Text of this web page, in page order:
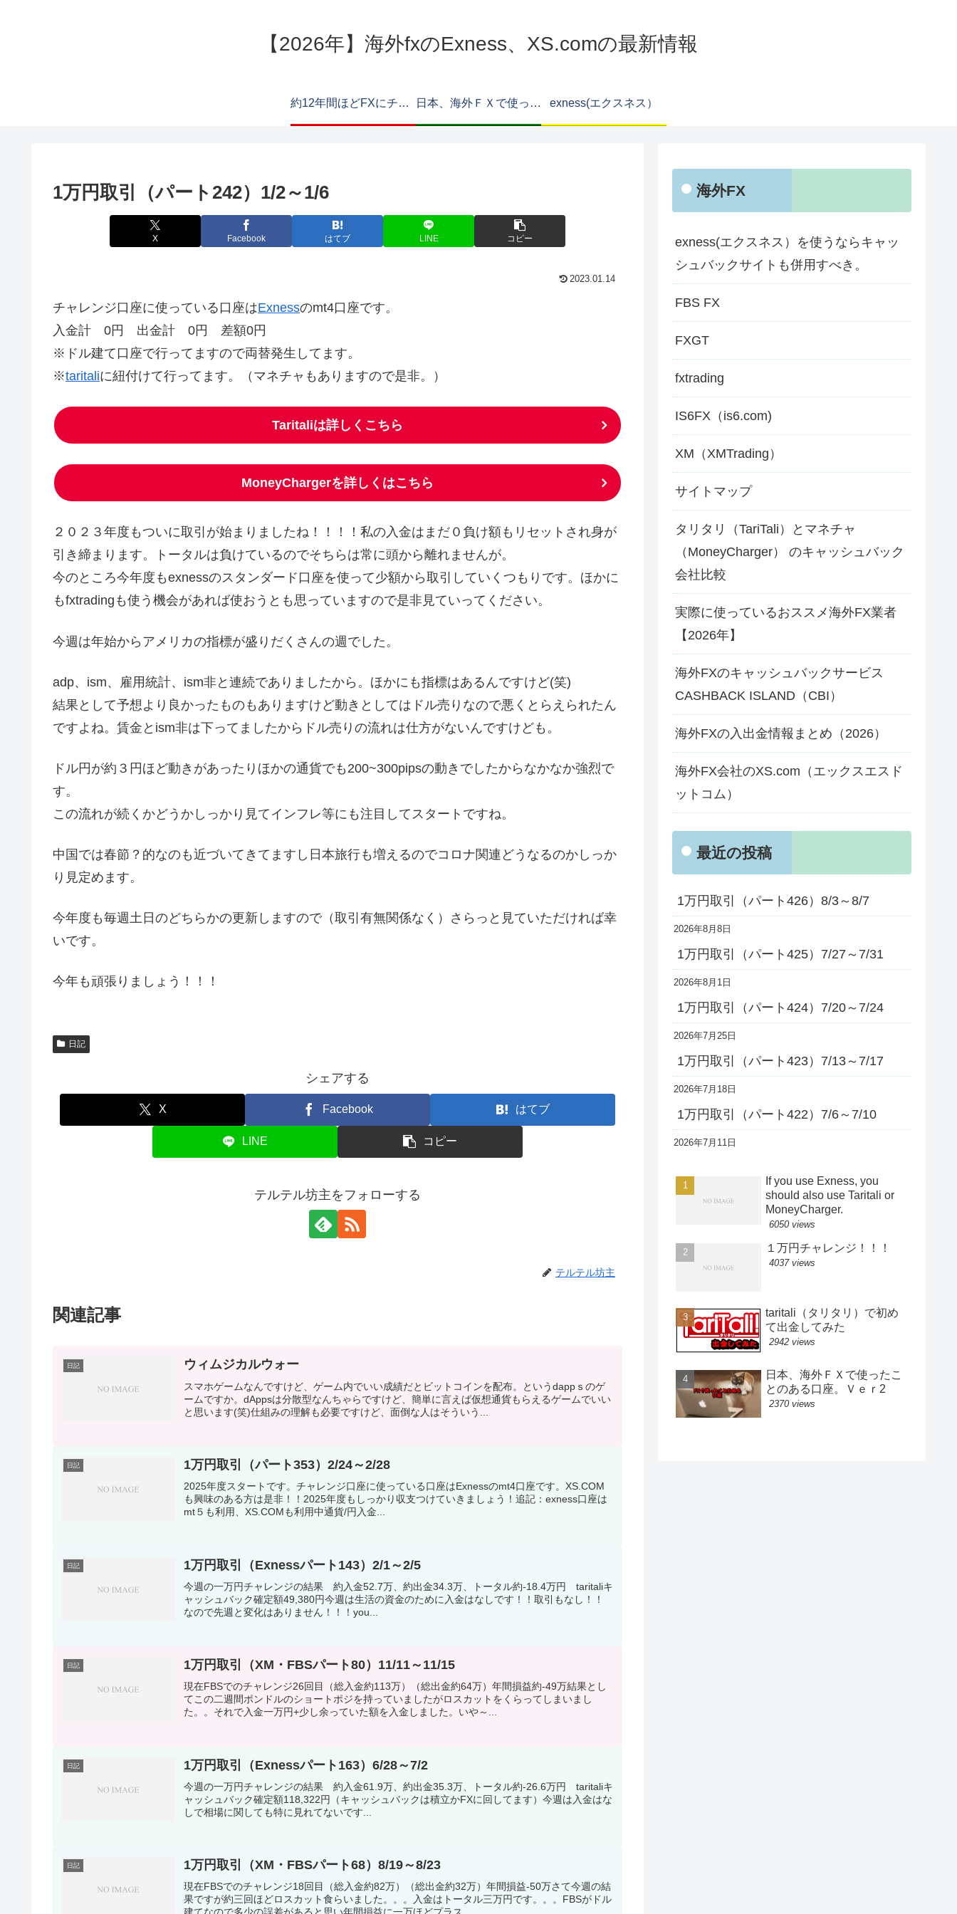
【2026年】海外fxのExness、XS.comの最新情報
約12年間ほどFXにチャレンジしてみたフリーター男はどうなった？ 日本、海外ＦＸで使ったことのある口座。Ｖｅｒ2 exness(エクスネス）
1万円取引（パート242）1/2～1/6
X Facebook はてブ LINE コピー
2023.01.14
チャレンジ口座に使っている口座はExnessのmt4口座です。
入金計 0円 出金計 0円 差額0円
※ドル建て口座で行ってますので両替発生してます。
※taritaliに紐付けて行ってます。（マネチャもありますので是非。）
Taritaliは詳しくこちら
MoneyChargerを詳しくはこちら
２０２３年度もついに取引が始まりましたね！！！！私の入金はまだ０負け額もリセットされ身が
引き締まります。トータルは負けているのでそちらは常に頭から離れませんが。
今のところ今年度もexnessのスタンダード口座を使って少額から取引していくつもりです。ほかに
もfxtradingも使う機会があれば使おうとも思っていますので是非見ていってください。
今週は年始からアメリカの指標が盛りだくさんの週でした。
adp、ism、雇用統計、ism非と連続でありましたから。ほかにも指標はあるんですけど(笑)
結果として予想より良かったものもありますけど動きとしてはドル売りなので悪くとらえられたん
ですよね。賃金とism非は下ってましたからドル売りの流れは仕方がないんですけども。
ドル円が約３円ほど動きがあったりほかの通貨でも200~300pipsの動きでしたからなかなか強烈で
す。
この流れが続くかどうかしっかり見てインフレ等にも注目してスタートですね。
中国では春節？的なのも近づいてきてますし日本旅行も増えるのでコロナ関連どうなるのかしっか
り見定めます。
今年度も毎週土日のどちらかの更新しますので（取引有無関係なく）さらっと見ていただければ幸
いです。
今年も頑張りましょう！！！
日記
シェアする
X Facebook はてブ
LINE コピー
テルテル坊主をフォローする
テルテル坊主
関連記事
日記 ウィムジカルウォー
スマホゲームなんですけど、ゲーム内でいい成績だとビットコインを配布。というdappｓのゲ
ームですか。dAppsは分散型なんちゃらですけど、簡単に言えば仮想通貨もらえるゲームでいい
と思います(笑)仕組みの理解も必要ですけど、面倒な人はそういう...
日記 1万円取引（パート353）2/24～2/28
2025年度スタートです。チャレンジ口座に使っている口座はExnessのmt4口座です。XS.COM
も興味のある方は是非！！2025年度もしっかり収支つけていきましょう！追記：exness口座は
mt５も利用、XS.COMも利用中通貨/円入金...
日記 1万円取引（Exnessパート143）2/1～2/5
今週の一万円チャレンジの結果 約入金52.7万、約出金34.3万、トータル約-18.4万円 taritaliキ
ャッシュバック確定額49,380円今週は生活の資金のために入金はなしです！！取引もなし！！
なので先週と変化はありません！！！you...
日記 1万円取引（XM・FBSパート80）11/11～11/15
現在FBSでのチャレンジ26回目（総入金約113万）（総出金約64万）年間損益約-49万結果とし
てこの二週間ポンドルのショートポジを持っていましたがロスカットをくらってしまいまし
た。。それで入金一万円+少し余っていた額を入金しました。いや～...
日記 1万円取引（Exnessパート163）6/28～7/2
今週の一万円チャレンジの結果 約入金61.9万、約出金35.3万、トータル約-26.6万円 taritaliキ
ャッシュバック確定額118,322円（キャッシュバックは積立かFXに回してます）今週は入金はな
しで相場に関しても特に見れてないです...
日記 1万円取引（XM・FBSパート68）8/19～8/23
現在FBSでのチャレンジ18回目（総入金約82万）（総出金約32万）年間損益-50万さて今週の結
果ですが約三回ほどロスカット食らいました。。。入金はトータル三万円です。。。FBSがドル
海外FX
exness(エクスネス）を使うならキャッ
シュバックサイトも併用すべき。
FBS FX
FXGT
fxtrading
IS6FX（is6.com)
XM（XMTrading）
サイトマップ
タリタリ（TariTali）とマネチャ
（MoneyCharger） のキャッシュバック
会社比較
実際に使っているおススメ海外FX業者
【2026年】
海外FXのキャッシュバックサービス
CASHBACK ISLAND（CBI）
海外FXの入出金情報まとめ（2026）
海外FX会社のXS.com（エックスエスド
ットコム）
最近の投稿
1万円取引（パート426）8/3～8/7
2026年8月8日
1万円取引（パート425）7/27～7/31
2026年8月1日
1万円取引（パート424）7/20～7/24
2026年7月25日
1万円取引（パート423）7/13～7/17
2026年7月18日
1万円取引（パート422）7/6～7/10
2026年7月11日
If you use Exness, you
should also use Taritali or
MoneyCharger.
6050 views
１万円チャレンジ！！！
4037 views
taritali（タリタリ）で初め
て出金してみた
2942 views
日本、海外ＦＸで使ったこ
とのある口座。Ｖｅｒ2
2370 views